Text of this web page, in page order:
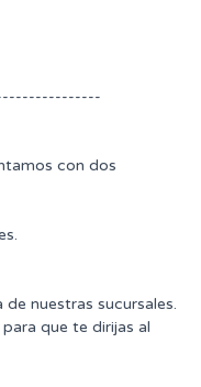
con dos
nuestras sucursales.
que te dirijas al